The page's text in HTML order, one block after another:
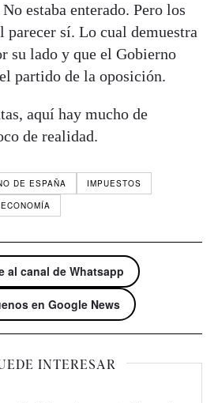
estaba enterado. Pero los
parecer sí. Lo cual demuestra
su lado y que el Gobierno
partido de la oposición.
aquí hay mucho de
de realidad.
DE ESPAÑA
IMPUESTOS
al canal de Whatsapp
en Google News
INTERESAR